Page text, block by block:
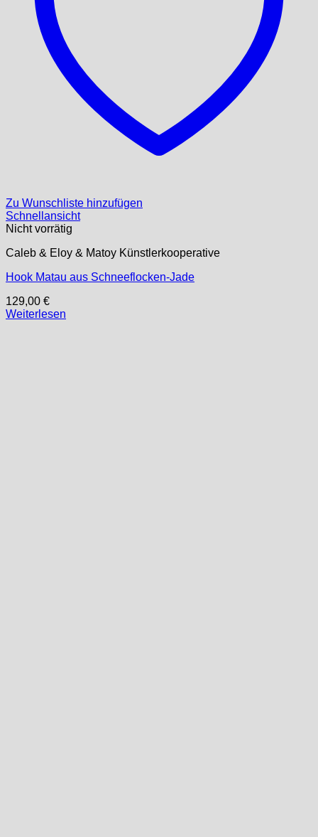
Zu Wunschliste hinzufügen
Schnellansicht
Nicht vorrätig
Caleb & Eloy & Matoy Künstlerkooperative
Hook Matau aus Schneeflocken-Jade
129,00 €
Weiterlesen